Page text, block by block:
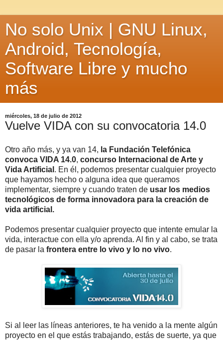
No solo Unix | GNU Linux,
Android, Tecnología,
Software Libre y mucho
más
miércoles, 18 de julio de 2012
Vuelve VIDA con su convocatoria 14.0
Otro año más, y ya van 14, la Fundación Telefónica
convoca VIDA 14.0, concurso Internacional de Arte y
Vida Artificial . En él, podemos presentar cualquier proyecto
que hayamos hecho o alguna idea que queramos
implementar, siempre y cuando traten de usar los medios
tecnológicos de forma innovadora para la creación de
vida artificial.
Podemos presentar cualquier proyecto que intente emular la
vida, interactue con ella y/o aprenda. Al fin y al cabo, se trata
de pasar la frontera entre lo vivo y lo no vivo.
Si al leer las líneas anteriores, te ha venido a la mente algún
proyecto en el que estás trabajando, estás de suerte, ya que